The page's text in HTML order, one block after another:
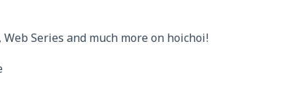
Series and much more on hoichoi!